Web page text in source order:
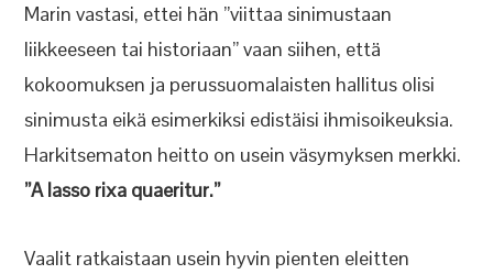
Marin vastasi, ettei hän ”viittaa sinimustaan
liikkeeseen tai historiaan” vaan siihen, että
kokoomuksen ja perussuomalaisten hallitus olisi
sinimusta eikä esimerkiksi edistäisi ihmisoikeuksia.
Harkitsematon heitto on usein väsymyksen merkki.
”A lasso rixa quaeritur.”
Vaalit ratkaistaan usein hyvin pienten eleitten